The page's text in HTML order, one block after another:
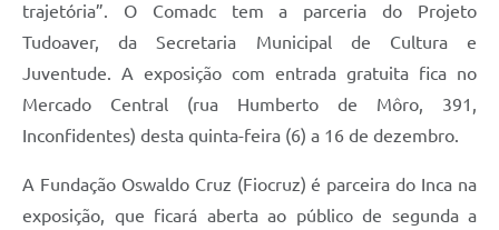
trajetória”. O Comadc tem a parceria do Projeto
Tudoaver, da Secretaria Municipal de Cultura e
Juventude. A exposição com entrada gratuita fica no
Mercado Central (rua Humberto de Môro, 391,
Inconfidentes) desta quinta-feira (6) a 16 de dezembro.
A Fundação Oswaldo Cruz (Fiocruz) é parceira do Inca na
exposição, que ficará aberta ao público de segunda a